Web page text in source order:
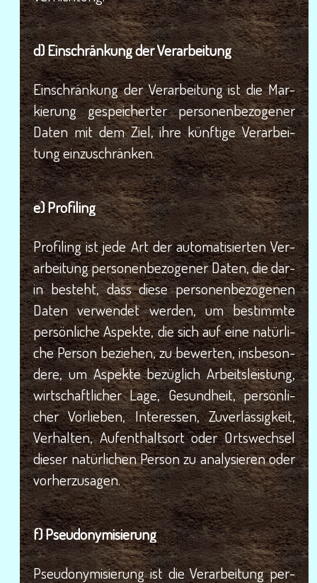
d) Ein­schrän­kung der Verarbeitung
Ein­schrän­kung der Ver­ar­bei­tung ist die Mar­
kie­rung gespei­cher­ter per­so­nen­be­zo­ge­ner
Daten mit dem Ziel, ihre künf­ti­ge Ver­ar­bei­
tung einzuschränken.
e) Pro­fil­ing
Pro­fil­ing ist jede Art der auto­ma­ti­sier­ten Ver­
ar­bei­tung per­so­nen­be­zo­ge­ner Daten, die dar­
in besteht, dass die­se per­so­nen­be­zo­ge­nen
Daten ver­wen­det wer­den, um bestimm­te
per­sön­li­che Aspek­te, die sich auf eine natür­li­
che Per­son bezie­hen, zu bewer­ten, ins­be­son­
de­re, um Aspek­te bezüg­lich Arbeits­leis­tung,
wirt­schaft­li­cher Lage, Gesund­heit, per­sön­li­
cher Vor­lie­ben, Inter­es­sen, Zuver­läs­sig­keit,
Ver­hal­ten, Auf­ent­halts­ort oder Orts­wech­sel
die­ser natür­li­chen Per­son zu ana­ly­sie­ren oder
vorherzusagen.
f) Pseud­ony­mi­sie­rung
Pseud­ony­mi­sie­rung ist die Ver­ar­bei­tung per­